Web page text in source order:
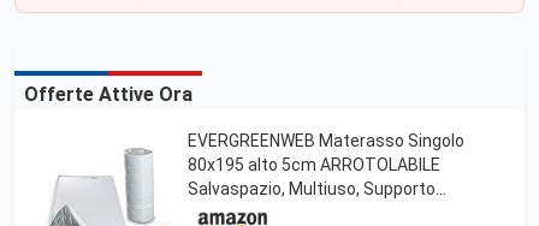
Offerte Attive Ora
EVERGREENWEB Materasso Singolo
80x195 alto 5cm ARROTOLABILE
Salvaspazio, Multiuso, Supporto
Ergonomico, Ottimo materasso da Terra